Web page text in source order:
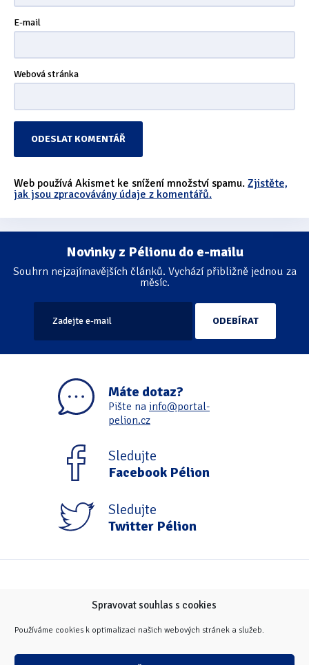
Spravovat souhlas s cookies
Používáme cookies k optimalizaci našich webových stránek a služeb.
E-mail
Webová stránka
Web používá Akismet ke snížení množství spamu. Zjistěte,
jak jsou zpracovávány údaje z komentářů.
Novinky z Pélionu do e-mailu
Souhrn nejzajímavějších článků. Vychází přibližně jednou za
měsíc.
Máte dotaz?
Pište na info@portal-
pelion.cz
Sledujte
Facebook Pélion
Sledujte
Twitter Pélion